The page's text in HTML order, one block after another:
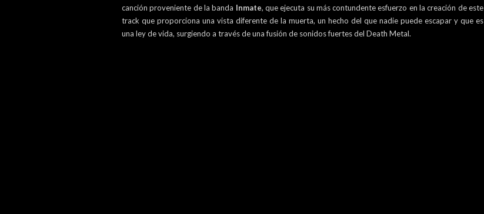
canción proveniente de la banda Inmate, que ejecuta su más contundente esfuerzo en la creación de este
track que proporciona una vista diferente de la muerta, un hecho del que nadie puede escapar y que es
una ley de vida, surgiendo a través de una fusión de sonidos fuertes del Death Metal.